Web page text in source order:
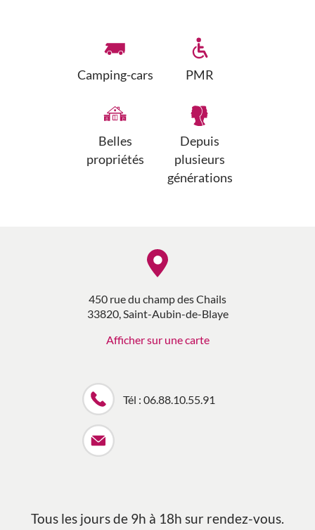
Camping-cars PMR
Belles
propriétés
Depuis
plusieurs
générations
450 rue du champ des Chails
33820, Saint-Aubin-de-Blaye
Afficher sur une carte
Tél : 06.88.10.55.91
Tous les jours de 9h à 18h sur rendez-vous.